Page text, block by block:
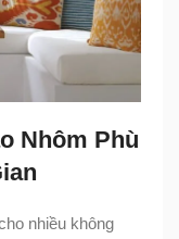
Nhôm Phù
nhiều không